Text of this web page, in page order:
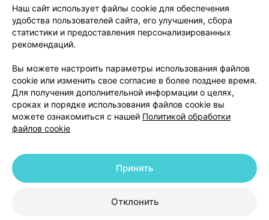
О проекте
Новости проекта
Размещение рекламы
Медицинский маркетинг
Публичный договор
Доставка
Способы оплаты
Вакансии
Партнеры
Написать руководителю 103.by
Написать в поддержку
Персональные настройки Cookie
© 2026 ООО «Артокс Лаб», УНП 191700409 | 220012, Республика Беларусь,
+375 291212755
Наш сайт использует файлы cookie для обеспечения
удобства пользователей сайта, его улучшения, сбора
статистики и предоставления персонализированных
рекомендаций.
Вы можете настроить параметры использования файлов
cookie или изменить свое согласие в более позднее время.
Для получения дополнительной информации о целях,
сроках и порядке использования файлов cookie вы
можете ознакомиться с нашей Политикой обработки
файлов cookie
Отклонить
Принять